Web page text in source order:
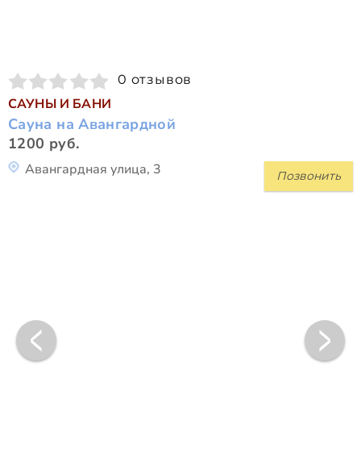
0 отзывов
САУНЫ И БАНИ
Сауна на Авангардной
1200 руб.
Позвонить
Авангардная улица, 3